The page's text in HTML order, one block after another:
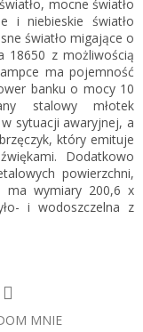
mocne światło
i niebieskie światło
światło migające o
18650 z możliwością
ma pojemność
banku o mocy 10
stalowy młotek
sytuacji awaryjnej, a
który emituje
Dodatkowo
powierzchni,
ma wymiary 200,6 x
i wodoszczelna z
MNIE